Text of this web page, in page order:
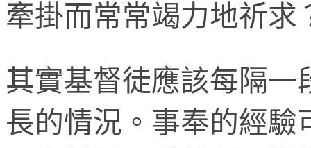
牽掛而常常竭力地祈求
其實基督徒應該每隔一
長的情況。事奉的經驗